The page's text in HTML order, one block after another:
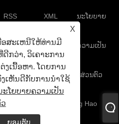
X
ອສະເຫນີໃຫ້ທ່ານມີ
ກວ່າ, ວິເຄາະການ
ງເນື້ອຫາ. ໂດຍການ
ເຫັນດີກັບການນໍາໃຊ້
ະໂຍບາຍຄວາມເປັນ
ຍອມຮັບ
RSS XML ນະໂຍບາຍ
ຄວາມເປັນ
ສ່ວນຕົວ
Hao Gangdong Hao
ນ, ບໍລິສັດເຕັກໂນໂລຢີ.